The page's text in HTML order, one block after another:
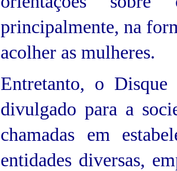
principalmente, na
acolher as mulheres.
Entretanto, o
divulgado para a
chamadas em
entidades diversas,